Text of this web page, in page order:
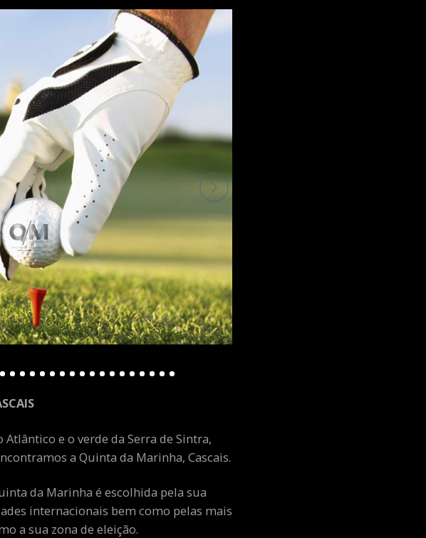
e o verde da Serra de Sintra,
a Quinta da Marinha, Cascais.
da Marinha é escolhida pela sua
internacionais bem como pelas mais
a sua zona de eleição.